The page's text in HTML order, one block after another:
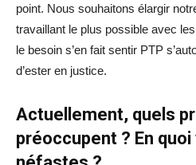
point. Nous souhaitons élargir
travaillant le plus possible avec
le besoin s’en fait sentir PTP
d’ester en justice.
Actuellement, quels
préoccupent ? En